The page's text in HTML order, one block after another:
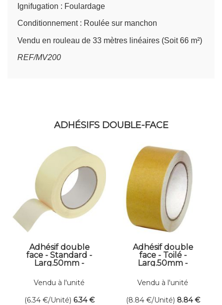
Ignifugation : Foulardage
Conditionnement : Roulée sur manchon
Vendu en rouleau de 33 mètres linéaires (Soit 66 m²)
REF/MV200
ADHÉSIFS DOUBLE-FACE
Adhésif double
face - Standard -
Larg.50mm -
Vendu à l'unité
(6.34 €/Unité) 6.34 €
Adhésif double
face - Toilé -
Larg.50mm -
Vendu à l'unité
(8.84 €/Unité) 8.84 €